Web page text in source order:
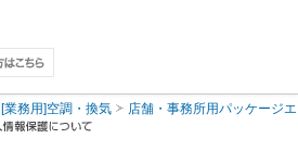
[業務用]空調・換気 店舗・事務所用パッケージ